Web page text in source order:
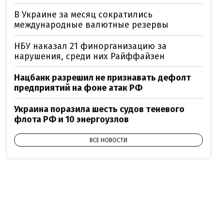
В Украине за месяц сократились
международные валютные резервы
НБУ наказал 21 финорганизацию за
нарушения, среди них Райффайзен
Нацбанк разрешил не признавать дефолт
предприятий на фоне атак РФ
Украина поразила шесть судов теневого
флота РФ и 10 энергоузлов
ВСЕ НОВОСТИ